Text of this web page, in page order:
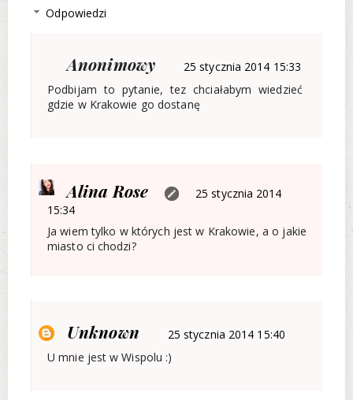
Odpowiedzi
Anonimowy
25 stycznia 2014 15:33
Podbijam to pytanie, tez chciałabym wiedzieć
gdzie w Krakowie go dostanę
Alina Rose
25 stycznia 2014
15:34
Ja wiem tylko w których jest w Krakowie, a o jakie
miasto ci chodzi?
Unknown
25 stycznia 2014 15:40
U mnie jest w Wispolu :)